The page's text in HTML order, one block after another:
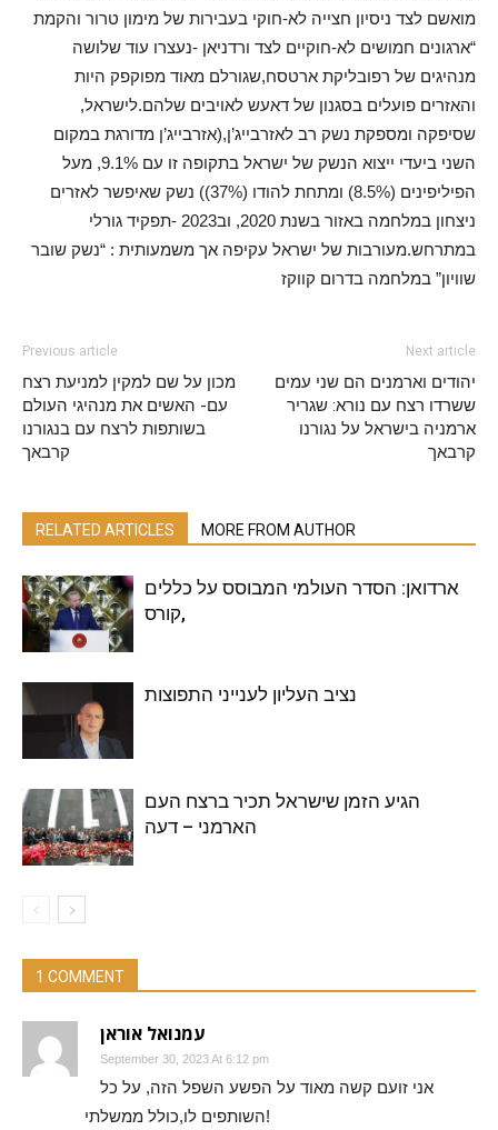
מואשם לצד ניסיון חצייה לא-חוקי בעבירות של מימון טרור והקמת
“ארגונים חמושים לא-חוקיים לצד ורדניאן -נעצרו עוד שלושה
מנהיגים של רפובליקת ארטסח,שגורלם מאוד מפוקפק היות
והאזרים פועלים בסגנון של דאעש לאויבים שלהם.לישראל,
שסיפקה ומספקת נשק רב לאזרבייג’ן,(אזרבייג’ן מדורגת במקום
השני ביעדי ייצוא הנשק של ישראל בתקופה זו עם 9.1%, מעל
הפיליפינים (8.5%) ומתחת להודו (37%)) נשק שאיפשר לאזרים
ניצחון במלחמה באזור בשנת 2020, וב2023 -תפקיד גורלי
במתרחש.מעורבות של ישראל עקיפה אך משמעותית : “נשק שובר
שוויון” במלחמה בדרום קווקז
Previous article
מכון על שם למקין למניעת רצח
עם- האשים את מנהיגי העולם
בשותפות לרצח עם בנגורנו
קרבאך
Next article
יהודים וארמנים הם שני עמים
ששרדו רצח עם נורא: שגריר
ארמניה בישראל על נגורנו
קרבאך
RELATED ARTICLES MORE FROM AUTHOR
ארדואן: הסדר העולמי המבוסס על כללים
,קורס
נציב העליון לענייני התפוצות
הגיע הזמן שישראל תכיר ברצח העם
הארמני – דעה
1 COMMENT
עמנואל אוראן
September 30, 2023 At 6:12 pm
אני זועם קשה מאוד על הפשע השפל הזה, על כל
השותפים לו,כולל ממשלתי!